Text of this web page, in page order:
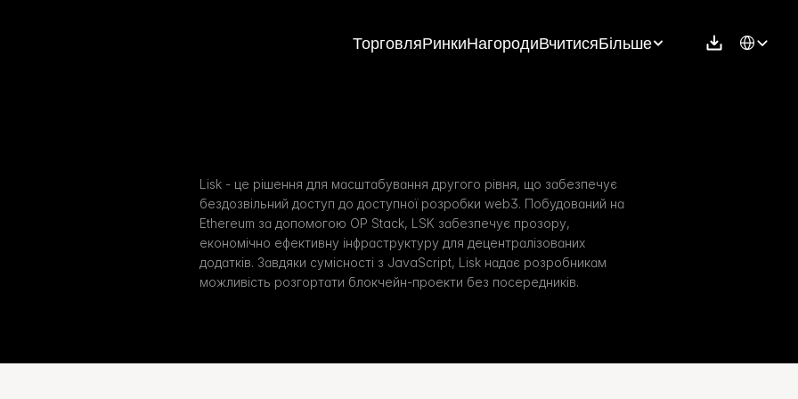
ТорговляРинкиНагородиВчитисяБільше Select
Lisk - це рішення для масштабування другого рівня, що забезпечує
бездозвільний доступ до доступної розробки web3. Побудований на
Ethereum за допомогою OP Stack, LSK забезпечує прозору,
економічно ефективну інфраструктуру для децентралізованих
додатків. Завдяки сумісності з JavaScript, Lisk надає розробникам
можливість розгортати блокчейн-проекти без посередників.